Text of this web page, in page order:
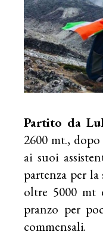
Partito da
2600 mt.,
ai suoi
partenza per
oltre 5000 mt
pranzo per
commensali.